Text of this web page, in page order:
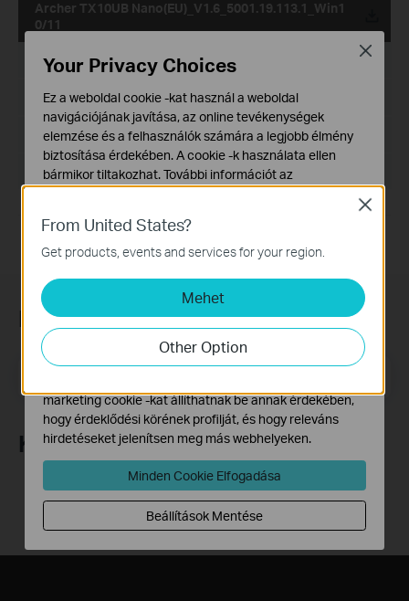
Archer TX10UB Nano(EU)_V1.6_5001.19.113.1_Win1
0/11
Kiadás dátuma:2026-06-25
Nyelv:Több nyelven
Fájlméret:8.40 MB
Operációs rendszer: win10x86x64win11x64
Feliratkozás a hírlevélre
Email Address
Követés
From United States?
Get products, events and services for your region.
Mehet
Other Option
Close
Your Privacy Choices
Ez a weboldal cookie -kat használ a weboldal
navigációjának javítása, az online tevékenységek
elemzése és a felhasználók számára a legjobb élmény
biztosítása érdekében. A cookie -k használata ellen
bármikor tiltakozhat. További információt az
Alap Cookie-k
Ezek a cookie -k a webhely működéséhez szükségesek,
és nem tilthatók le a rendszereiben.
Marketing és Elemző Cookie-k
Az elemző cookie -k lehetővé teszik számunkra, hogy
elemezzük weboldalunkon végzett tevékenységeit, hogy
javítsuk és módosítsuk webhelyünk működését.
marketing cookie -kat állíthatnak be annak érdekében,
hogy érdeklődési körének profilját, és hogy releváns
hirdetéseket jelenítsen meg más webhelyeken.
Minden Cookie Elfogadása
Beállítások Mentése
Close